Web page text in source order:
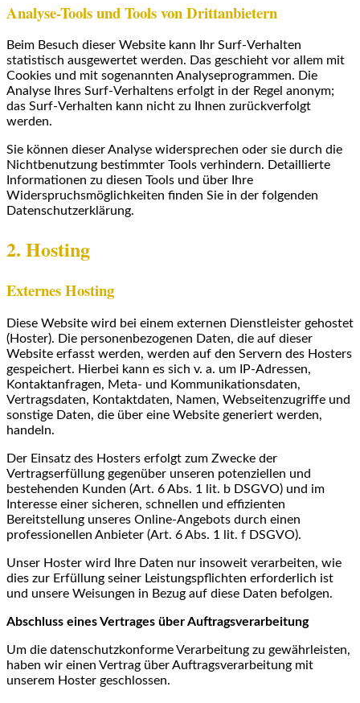
Analyse-Tools und Tools von Drittanbietern
Beim Besuch dieser Website kann Ihr Surf-Verhalten
statistisch ausgewertet werden. Das geschieht vor allem mit
Cookies und mit sogenannten Analyseprogrammen. Die
Analyse Ihres Surf-Verhaltens erfolgt in der Regel anonym;
das Surf-Verhalten kann nicht zu Ihnen zurückverfolgt
werden.
Sie können dieser Analyse widersprechen oder sie durch die
Nichtbenutzung bestimmter Tools verhindern. Detaillierte
Informationen zu diesen Tools und über Ihre
Widerspruchsmöglichkeiten finden Sie in der folgenden
Datenschutzerklärung.
2. Hosting
Externes Hosting
Diese Website wird bei einem externen Dienstleister gehostet
(Hoster). Die personenbezogenen Daten, die auf dieser
Website erfasst werden, werden auf den Servern des Hosters
gespeichert. Hierbei kann es sich v. a. um IP-Adressen,
Kontaktanfragen, Meta- und Kommunikationsdaten,
Vertragsdaten, Kontaktdaten, Namen, Webseitenzugriffe und
sonstige Daten, die über eine Website generiert werden,
handeln.
Der Einsatz des Hosters erfolgt zum Zwecke der
Vertragserfüllung gegenüber unseren potenziellen und
bestehenden Kunden (Art. 6 Abs. 1 lit. b DSGVO) und im
Interesse einer sicheren, schnellen und effizienten
Bereitstellung unseres Online-Angebots durch einen
professionellen Anbieter (Art. 6 Abs. 1 lit. f DSGVO).
Unser Hoster wird Ihre Daten nur insoweit verarbeiten, wie
dies zur Erfüllung seiner Leistungspflichten erforderlich ist
und unsere Weisungen in Bezug auf diese Daten befolgen.
Abschluss eines Vertrages über Auftragsverarbeitung
Um die datenschutzkonforme Verarbeitung zu gewährleisten,
haben wir einen Vertrag über Auftragsverarbeitung mit
unserem Hoster geschlossen.